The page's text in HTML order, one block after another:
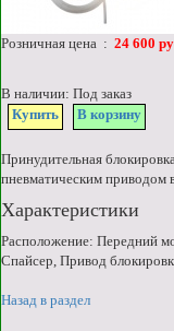
Розничная цена : 24 600
В наличии: Под заказ
Купить
В корзину
Принудительная
пневматическим приводом
Характеристики
Расположение: Передний
Спайсер, Привод
Назад в раздел